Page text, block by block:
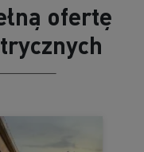
ofertę